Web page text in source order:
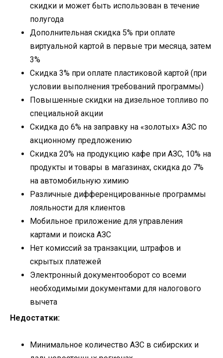
скидки и может быть использован в течение
полугода
Дополнительная скидка 5% при оплате
виртуальной картой в первые три месяца, затем
3%
Скидка 3% при оплате пластиковой картой (при
условии выполнения требований программы)
Повышенные скидки на дизельное топливо по
специальной акции
Скидка до 6% на заправку на «золотых» АЗС по
акционному предложению
Скидка 20% на продукцию кафе при АЗС, 10% на
продукты и товары в магазинах, скидка до 7%
на автомобильную химию
Различные дифференцированные программы
лояльности для клиентов
Мобильное приложение для управления
картами и поиска АЗС
Нет комиссий за транзакции, штрафов и
скрытых платежей
Электронный документооборот со всеми
необходимыми документами для налогового
вычета
Недостатки:
Минимальное количество АЗС в сибирских и